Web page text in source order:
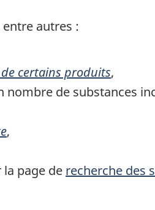
autres :
certains produits,
nombre de substances
,
page de recherche des